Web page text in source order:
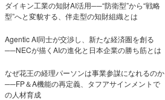
ダイキン工業の知財AI活用──“防衛型”から“戦略
型”へと変貌する、伴走型の知財組織とは
Agentic AI同士が交渉し、新たな経済圏を創る
──NECが描くAIの進化と日本企業の勝ち筋とは
なぜ花王の経理パーソンは事業参謀になれるのか
──FP＆A機能の再定義、タフアサインメントで
の人材育成